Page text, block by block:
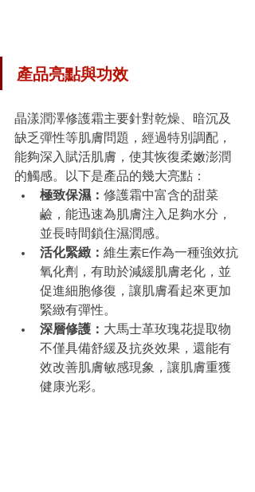
產品亮點與功效
晶漾潤澤修護霜主要針對乾燥、暗沉及
缺乏彈性等肌膚問題，經過特別調配，
能夠深入賦活肌膚，使其恢復柔嫩澎潤
的觸感。以下是產品的幾大亮點：
極致保濕： 修護霜中富含的甜菜
鹼，能迅速為肌膚注入足夠水分，
並長時間鎖住濕潤感。
活化緊緻： 維生素E作為一種強效抗
氧化劑，有助於減緩肌膚老化，並
促進細胞修復，讓肌膚看起來更加
緊緻有彈性。
深層修護： 大馬士革玫瑰花提取物
不僅具備舒緩及抗炎效果，還能有
效改善肌膚敏感現象，讓肌膚重獲
健康光彩。